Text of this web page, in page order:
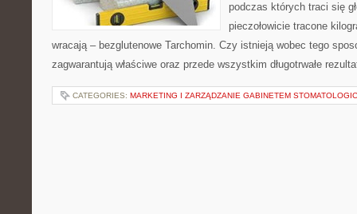
podczas których traci się
pieczołowicie tracone
wracają – bezglutenowe Tarchomin. Czy istnieją wobec tego
zagwarantują właściwe oraz przede wszystkim długotrwałe
CATEGORIES: MARKETING I ZARZĄDZANIE GABINETEM